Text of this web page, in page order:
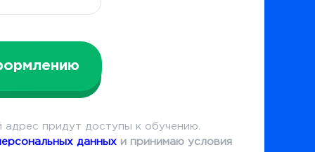
придут доступы к обучению.
данныхи принимаю условия